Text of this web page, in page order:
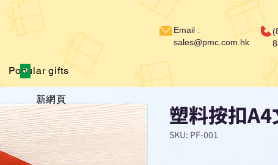
Popular gifts
新網頁
Email :
sales@pmc.com.hk
塑料按扣
SKU: PF-001